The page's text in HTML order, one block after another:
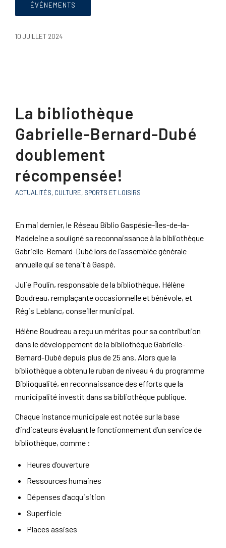
ÉVÉNEMENTS
10 JUILLET 2024
La bibliothèque
Gabrielle-Bernard-Dubé
doublement
récompensée!
ACTUALITÉS, CULTURE, SPORTS ET LOISIRS
En mai dernier, le Réseau Biblio Gaspésie-Îles-de-la-
Madeleine a souligné sa reconnaissance à la bibliothèque
Gabrielle-Bernard-Dubé lors de l’assemblée générale
annuelle qui se tenait à Gaspé.
Julie Poulin, responsable de la bibliothèque, Hélène
Boudreau, remplaçante occasionnelle et bénévole, et
Régis Leblanc, conseiller municipal.
Hélène Boudreau a reçu un méritas pour sa contribution
dans le développement de la bibliothèque Gabrielle-
Bernard-Dubé depuis plus de 25 ans. Alors que la
bibliothèque a obtenu le ruban de niveau 4 du programme
Biblioqualité, en reconnaissance des efforts que la
municipalité investit dans sa bibliothèque publique.
Chaque instance municipale est notée sur la base
d’indicateurs évaluant le fonctionnement d’un service de
bibliothèque, comme :
Heures d’ouverture
Ressources humaines
Dépenses d’acquisition
Superficie
Places assises